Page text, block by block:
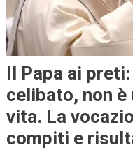
Il Papa ai
celibato, non è
vita. La
compiti e